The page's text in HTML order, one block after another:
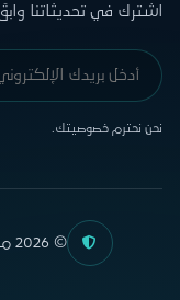
اشترك في تحديثاتنا
نحن نحترم خصوصيتك.
© 2026 مجموعة تريندز. جميع الحقوق محفوظة.